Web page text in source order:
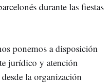
durante las fiestas
ponemos a disposición
jurídico y atención
la organización